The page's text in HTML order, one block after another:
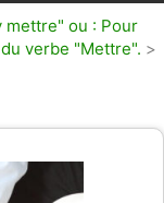
mettre" ou : Pour
verbe "Mettre". >